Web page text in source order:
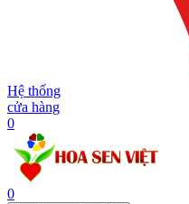
Hệ thống
cửa hàng
0
0